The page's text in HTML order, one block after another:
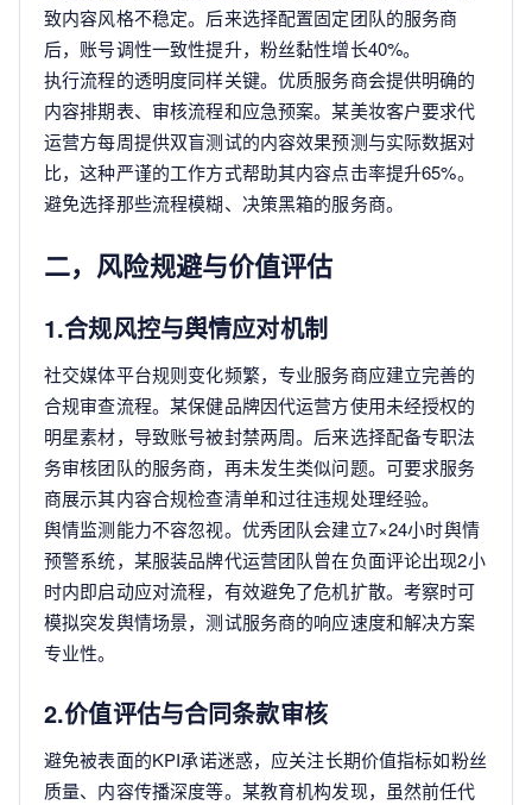
致内容风格不稳定。后来选择配置固定团队的服务商
后，账号调性一致性提升，粉丝黏性增长40%。
执行流程的透明度同样关键。优质服务商会提供明确的
内容排期表、审核流程和应急预案。某美妆客户要求代
运营方每周提供双盲测试的内容效果预测与实际数据对
比，这种严谨的工作方式帮助其内容点击率提升65%。
避免选择那些流程模糊、决策黑箱的服务商。
二，风险规避与价值评估
1.合规风控与舆情应对机制
社交媒体平台规则变化频繁，专业服务商应建立完善的
合规审查流程。某保健品牌因代运营方使用未经授权的
明星素材，导致账号被封禁两周。后来选择配备专职法
务审核团队的服务商，再未发生类似问题。可要求服务
商展示其内容合规检查清单和过往违规处理经验。
舆情监测能力不容忽视。优秀团队会建立7×24小时舆情
预警系统，某服装品牌代运营团队曾在负面评论出现2小
时内即启动应对流程，有效避免了危机扩散。考察时可
模拟突发舆情场景，测试服务商的响应速度和解决方案
专业性。
2.价值评估与合同条款审核
避免被表面的KPI承诺迷惑，应关注长期价值指标如粉丝
质量、内容传播深度等。某教育机构发现，虽然前任代